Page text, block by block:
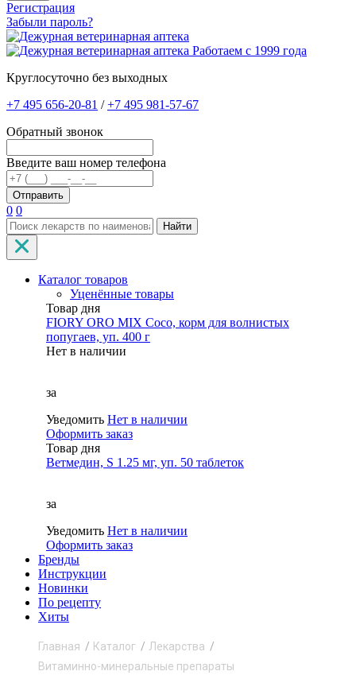
Регистрация
Забыли пароль?
Работаем с 1999 года
Круглосуточно без выходных
+7 495 656-20-81 /+7 495 981-57-67
Обратный звонок
Введите ваш номер телефона
0 0
Найти
Каталог товаров
Уценённые товары
Товар дня
FIORY ORO MIX Coco, корм для волнистых
попугаев, уп. 400 г
Нет в наличии
за
Уведомить Нет в наличии
Оформить заказ
Товар дня
Ветмедин, S 1.25 мг, уп. 50 таблеток
за
Уведомить Нет в наличии
Оформить заказ
Бренды
Инструкции
Новинки
По рецепту
Хиты
Главная Каталог
Лекарства
Витаминно-минеральные препараты